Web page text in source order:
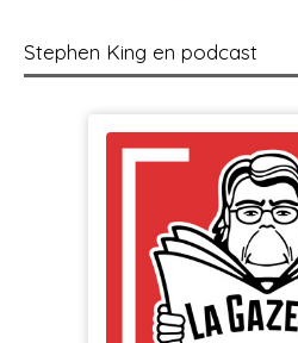
Stephen King en podcast